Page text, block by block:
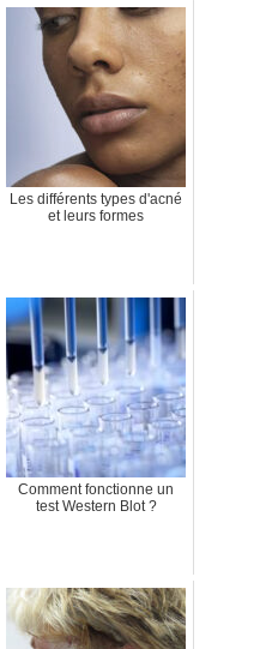
Les différents types d'acné
et leurs formes
Comment fonctionne un
test Western Blot ?